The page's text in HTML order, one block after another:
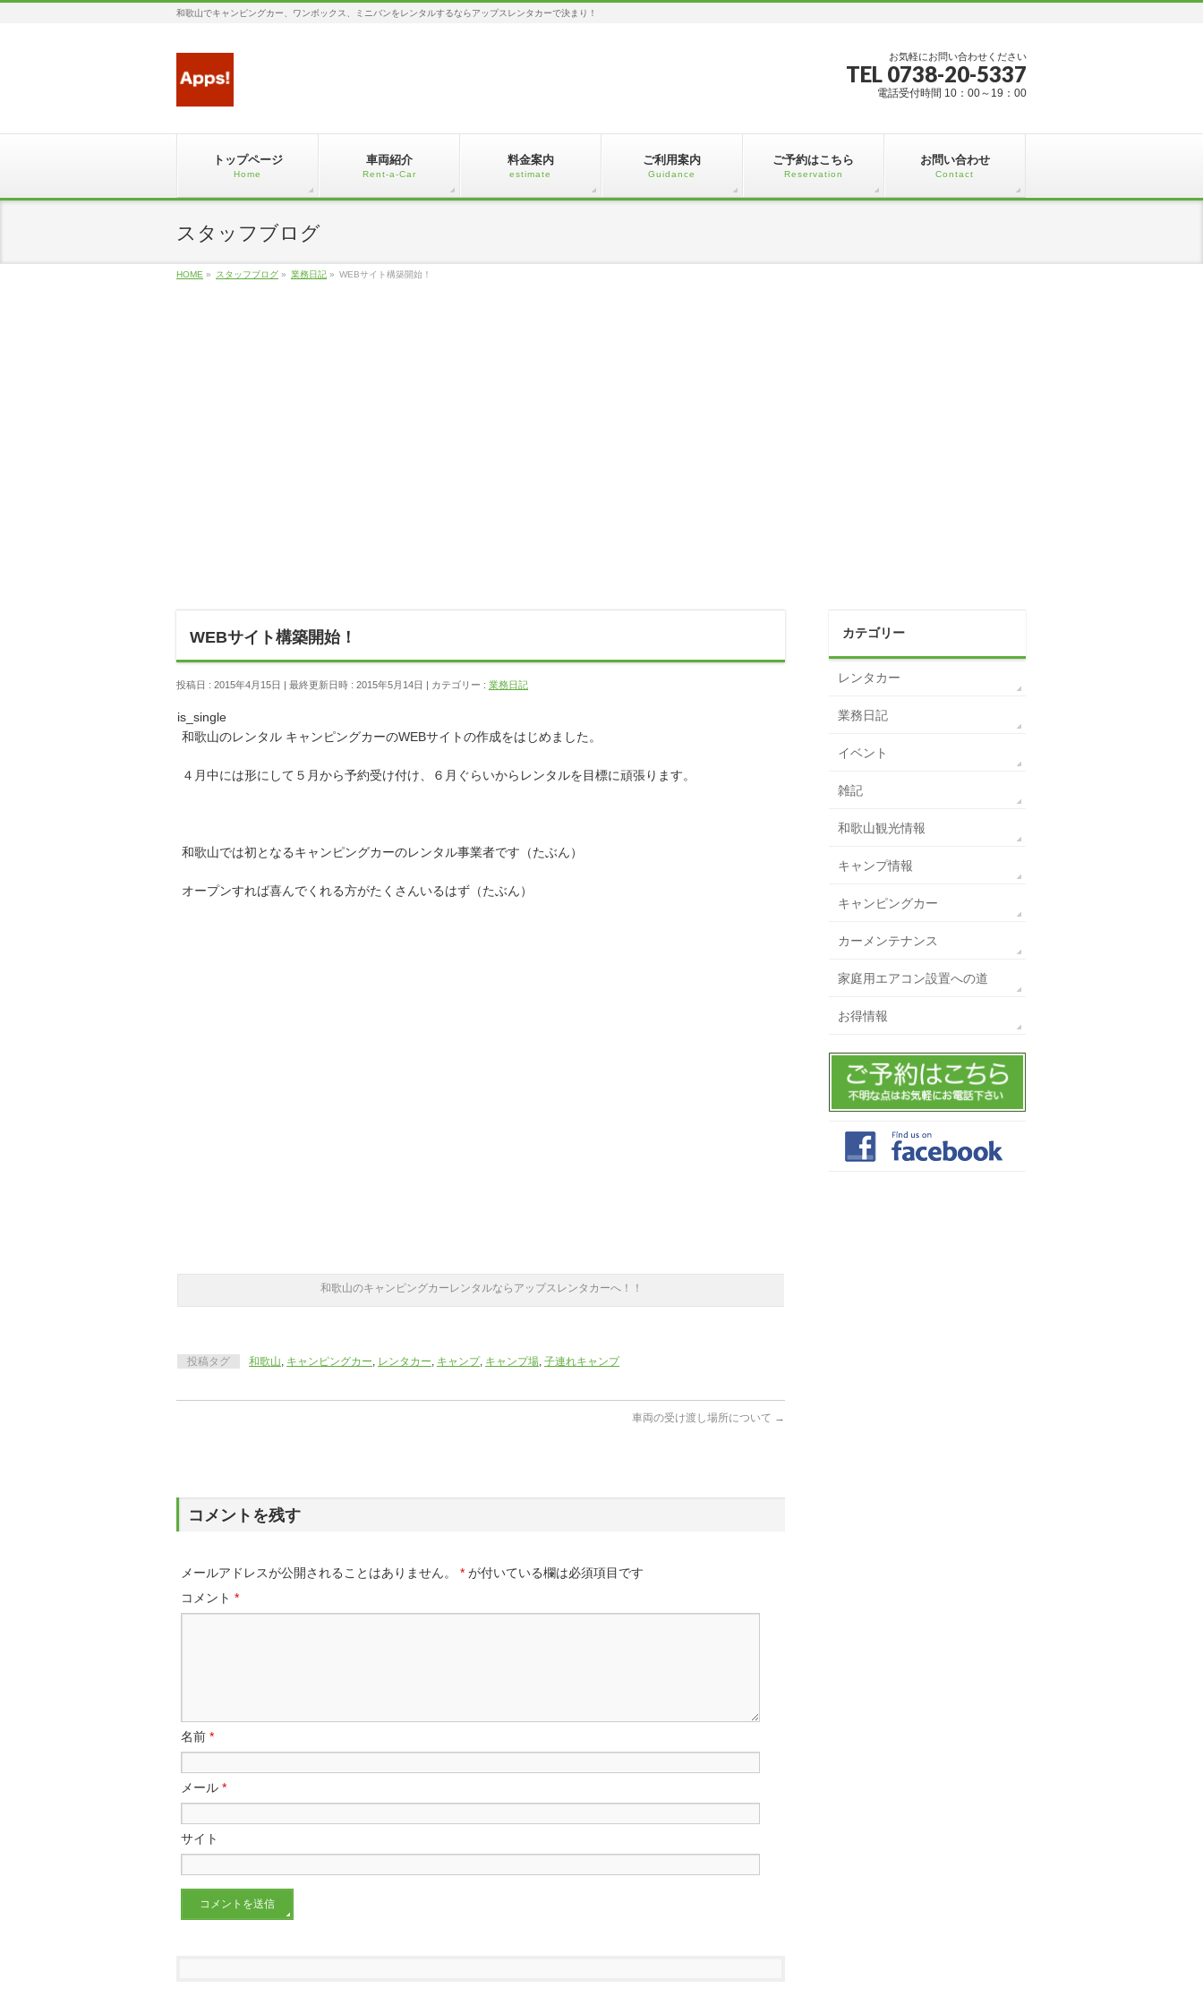
和歌山でキャンピングカー、ワンボックス、ミニバンをレンタルするならアップスレンタカーで決まり！
お気軽にお問い合わせください
TEL 0738-20-5337
電話受付時間 10：00～19：00
トップページ
Home
車両紹介
Rent-a-Car
料金案内
estimate
ご利用案内
Guidance
ご予約はこちら
Reservation
お問い合わせ
Contact
スタッフブログ
HOME » スタッフブログ » 業務日記 » WEBサイト構築開始！
WEBサイト構築開始！
投稿日 : 2015年4月15日 最終更新日時 : 2015年5月14日 カテゴリー : 業務日記
is_single
和歌山のレンタル キャンピングカーのWEBサイトの作成をはじめました。
４月中には形にして５月から予約受け付け、６月ぐらいからレンタルを目標に頑張ります。
和歌山では初となるキャンピングカーのレンタル事業者です（たぶん）
オープンすれば喜んでくれる方がたくさんいるはず（たぶん）
和歌山のキャンピングカーレンタルならアップスレンタカーへ！！
投稿タグ 和歌山, キャンピングカー, レンタカー, キャンプ, キャンプ場, 子連れキャンプ
車両の受け渡し場所について →
コメントを残す
メールアドレスが公開されることはありません。 * が付いている欄は必須項目です
コメント *
名前 *
メール *
サイト
カテゴリー
レンタカー
業務日記
イベント
雑記
和歌山観光情報
キャンプ情報
キャンピングカー
カーメンテナンス
家庭用エアコン設置への道
お得情報